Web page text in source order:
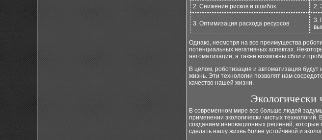
2. Снижение рисков и ошибок 2.
3. Оптимизация расхода ресурсов
3.
Однако, несмотря на все преимущества
потенциальных негативных аспектах.
автоматизации, а также возможны сбои и
В целом, роботизация и автоматизация
жизнь. Эти технологии позволят нам
качество нашей жизни.
Экологически
В современном мире все больше людей
применении экологически чистых
созданием инновационных решений, которые
сделать нашу жизнь более устойчивой и